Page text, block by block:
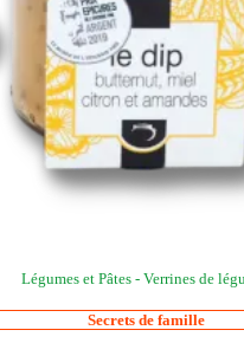
Légumes et Pâtes - Verrines de
Secrets de famille